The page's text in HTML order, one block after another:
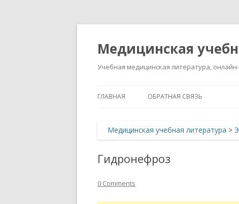
Медицинская
Учебная медицинская литература,
ГЛАВНАЯ ОБРАТНАЯ СВЯЗЬ
Медицинская учебная литература >
Гидронефроз
0 Comments